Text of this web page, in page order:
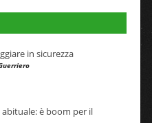
in sicurezza
è boom per il